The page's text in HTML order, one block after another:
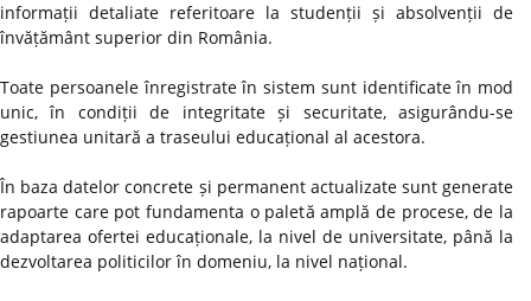
informații detaliate referitoare la studenții și absolvenții de
învățământ superior din România.
Toate persoanele înregistrate în sistem sunt identificate în mod
unic, în condiții de integritate și securitate, asigurându-se
gestiunea unitară a traseului educațional al acestora.
În baza datelor concrete și permanent actualizate sunt generate
rapoarte care pot fundamenta o paletă amplă de procese, de la
adaptarea ofertei educaționale, la nivel de universitate, până la
dezvoltarea politicilor în domeniu, la nivel național.